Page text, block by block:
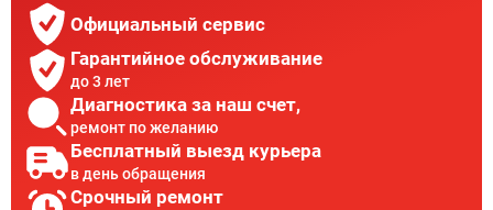
Официальный сервис
Гарантийное обслуживание
до 3 лет
Диагностика за наш счет,
ремонт по желанию
Бесплатный выезд курьера
в день обращения
Срочный ремонт